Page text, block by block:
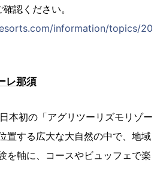
認ください。
information/topics/20
レ那須
本初の「アグリツーリズモリゾー
置する広大な大自然の中で、地域
を軸に、コースやビュッフェで楽